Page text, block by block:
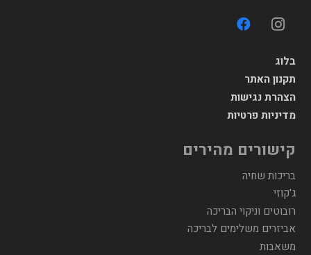
בלוג
תקנון האתר
הצהרת נגישות
מדיניות פרטיות
קישורים מהירים
בריכות שחיה
ג'קוזי
רובוטים וניקוי הבריכה
אביזרים משלימים לבריכה
משאבות